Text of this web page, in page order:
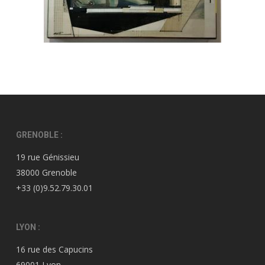
GRENOBLE :
19 rue Génissieu
38000 Grenoble
+33 (0)9.52.79.30.01
LYON :
16 rue des Capucins